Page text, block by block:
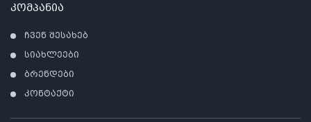
კომპანია
ჩვენ შესახებ
სიახლეები
ბრენდები
კონტაქტი